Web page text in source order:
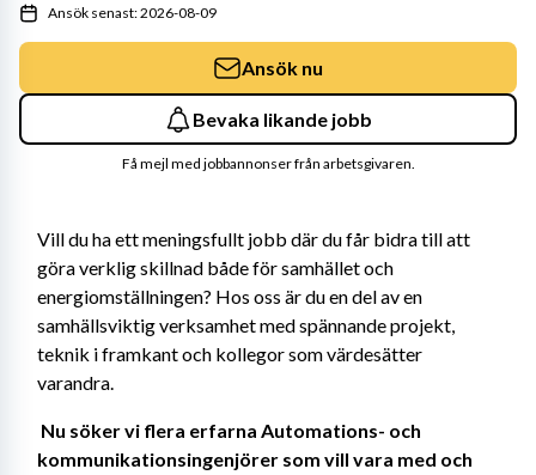
Vill du ha ett meningsfullt jobb där du får bidra till att
göra verklig skillnad både för samhället och
energiomställningen? Hos oss är du en del av en
samhällsviktig verksamhet med spännande projekt,
teknik i framkant och kollegor som värdesätter
varandra.
Nu söker vi flera erfarna Automations- och
kommunikationsingenjörer som vill vara med och
Ansök senast: 2026-08-09
Ansök nu
Bevaka likande jobb
Få mejl med jobbannonser från arbetsgivaren.